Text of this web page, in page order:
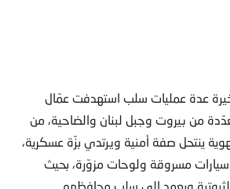
عدة عمليات سلب استهدفت عمّال
من بيروت وجبل لبنان والضاحية، من
ينتحل صفة أمنية ويرتدي بزّة عسكرية،
سيارات مسروقة ولوحات مزوّرة، بحيث
ويعمد الى سلب محافظهم